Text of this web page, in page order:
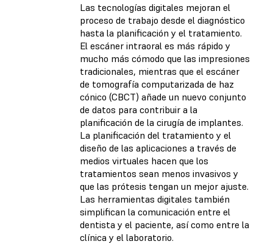
Las tecnologías digitales mejoran el
proceso de trabajo desde el diagnóstico
hasta la planificación y el tratamiento.
El escáner intraoral es más rápido y
mucho más cómodo que las impresiones
tradicionales, mientras que el escáner
de tomografía computarizada de haz
cónico (CBCT) añade un nuevo conjunto
de datos para contribuir a la
planificación de la cirugía de implantes.
La planificación del tratamiento y el
diseño de las aplicaciones a través de
medios virtuales hacen que los
tratamientos sean menos invasivos y
que las prótesis tengan un mejor ajuste.
Las herramientas digitales también
simplifican la comunicación entre el
dentista y el paciente, así como entre la
clínica y el laboratorio.